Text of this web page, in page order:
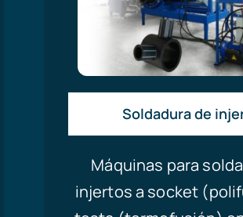
Soldadura de
Máquinas para
injertos a socket